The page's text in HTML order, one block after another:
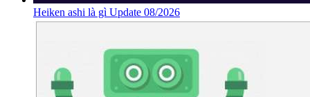
Heiken ashi là gì Update 08/2026